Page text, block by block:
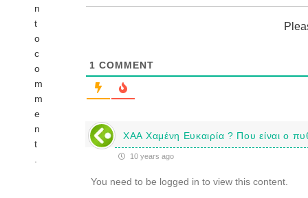
n
t
o
c
o
m
m
e
n
t
1 COMMENT
ΧΑΑ Χαμένη Ευκαιρία ? Που είναι ο
10 years ago
You need to be logged in to view this content.